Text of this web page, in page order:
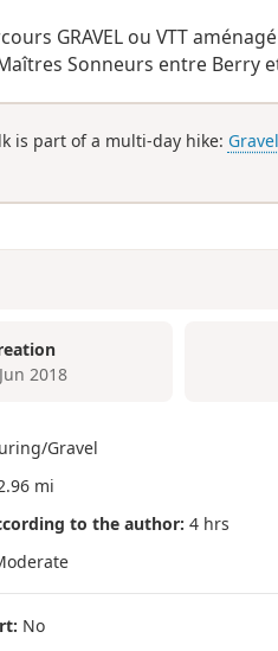
GRAVEL ou VTT
Sonneurs entre Berry
is part of a multi-day hike:
2018
Gravel
mi
to the author: 4 hrs
No